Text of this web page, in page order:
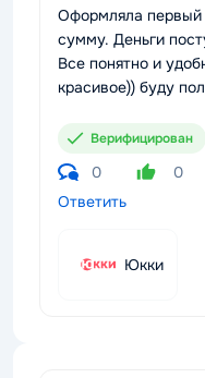
Оформляла первый
сумму. Деньги
Все понятно и
красивое)) буду
Верифицирован
0 0
Ответить
Юкки